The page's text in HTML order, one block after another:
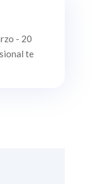
- 20
te